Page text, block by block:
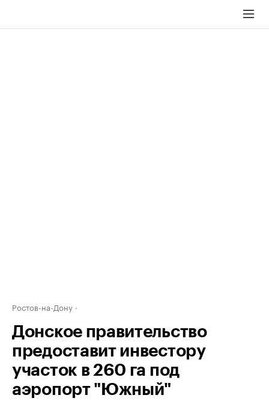
Ростов-на-Дону
Донское правительство
предоставит инвестору
участок в 260 га под
аэропорт "Южный"